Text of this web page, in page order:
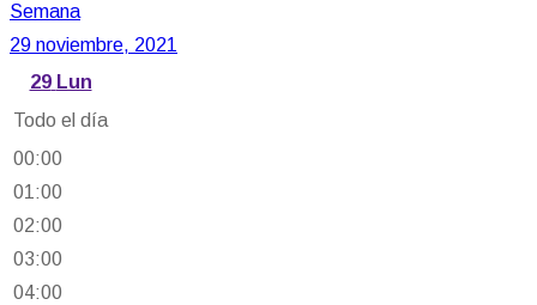
Semana
29 noviembre, 2021
29 Lun
Todo el día
00:00
01:00
02:00
03:00
04:00